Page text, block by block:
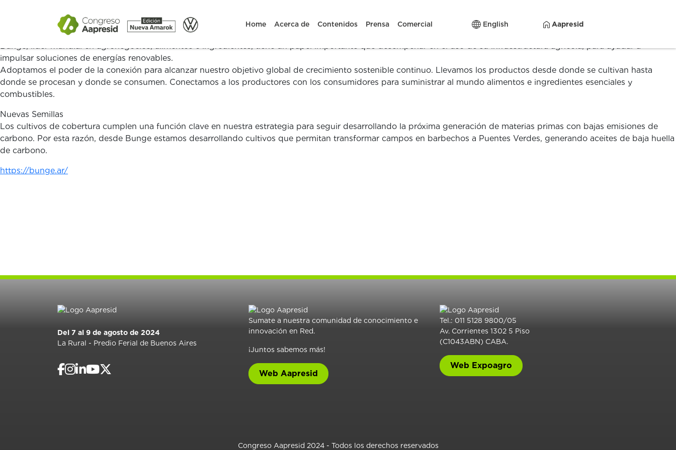
Home Acerca de Contenidos Prensa Comercial English Aapresid
Bunge, líder mundial en agronegocios, alimentos e ingredientes, tiene un papel importante que desempeñar en el uso de su infraestructura agrícola, para ayudar a
impulsar soluciones de energías renovables.
Adoptamos el poder de la conexión para alcanzar nuestro objetivo global de crecimiento sostenible continuo. Llevamos los productos desde donde se cultivan hasta
donde se procesan y donde se consumen. Conectamos a los productores con los consumidores para suministrar al mundo alimentos e ingredientes esenciales y
combustibles.
Nuevas Semillas
Los cultivos de cobertura cumplen una función clave en nuestra estrategia para seguir desarrollando la próxima generación de materias primas con bajas emisiones de
carbono. Por esta razón, desde Bunge estamos desarrollando cultivos que permitan transformar campos en barbechos a Puentes Verdes, generando aceites de baja huella
de carbono.
https://bunge.ar/
Del 7 al 9 de agosto de 2024
La Rural - Predio Ferial de Buenos Aires
Sumate a nuestra comunidad de conocimiento e
innovación en Red.
¡Juntos sabemos más!
Web Aapresid
Tel.: 011 5128 9800/05
Av. Corrientes 1302 5 Piso
(C1043ABN) CABA.
Web Expoagro
Congreso Aapresid 2024 - Todos los derechos reservados